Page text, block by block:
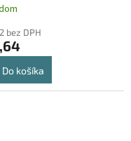
bez DPH
Do košíka